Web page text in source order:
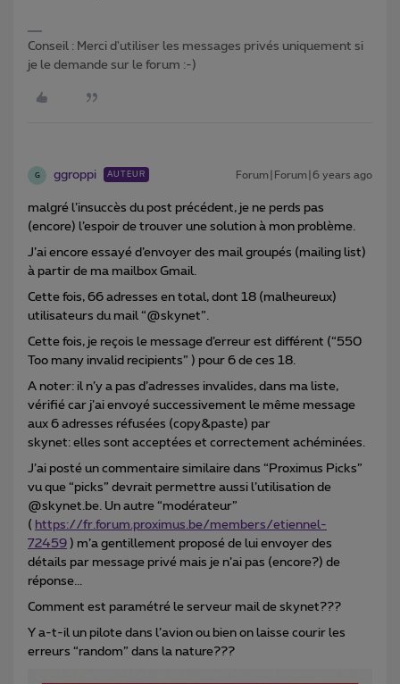
Conseil : Merci d'utiliser les messages privés uniquement si
je le demande sur le forum :-)
G ggroppi AUTEUR Forum|Forum|6 years ago
malgré l’insuccès du post précédent, je ne perds pas
(encore) l’espoir de trouver une solution à mon problème.
J’ai encore essayé d’envoyer des mail groupés (mailing list)
à partir de ma mailbox Gmail.
Cette fois, 66 adresses en total, dont 18 (malheureux)
utilisateurs du mail “@skynet”.
Cette fois, je reçois le message d’erreur est différent (“550
Too many invalid recipients” ) pour 6 de ces 18.
A noter: il n’y a pas d’adresses invalides, dans ma liste,
vérifié car j’ai envoyé successivement le même message
aux 6 adresses réfusées (copy&paste) par
skynet: elles sont acceptées et correctement achéminées.
J’ai posté un commentaire similaire dans “Proximus Picks”
vu que “picks” devrait permettre aussi l’utilisation de
@skynet.be. Un autre “modérateur”
( https://fr.forum.proximus.be/members/etiennel-
72459 ) m’a gentillement proposé de lui envoyer des
détails par message privé mais je n’ai pas (encore?) de
réponse...
Comment est paramétré le serveur mail de skynet???
Y a-t-il un pilote dans l’avion ou bien on laisse courir les
erreurs “random” dans la nature???